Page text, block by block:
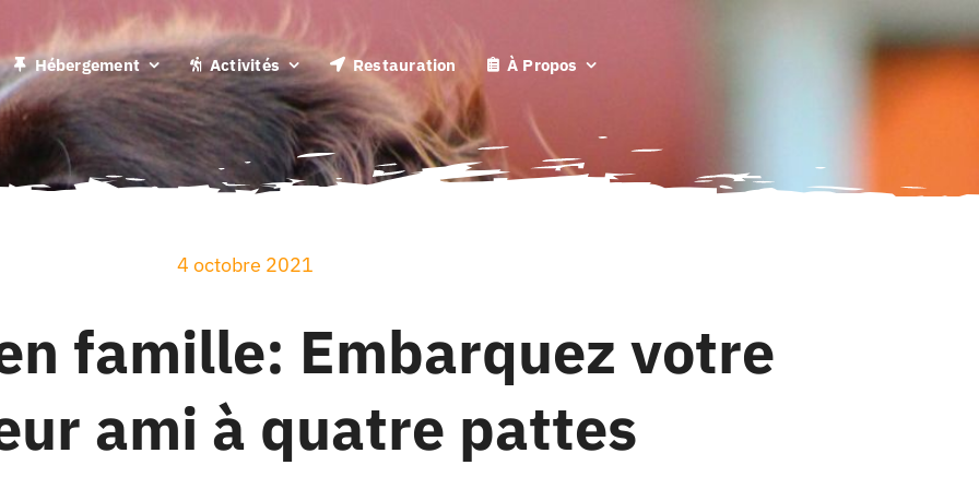
Hébergement Activités Restauration À Propos
4 octobre 2021
famille: Embarquez votre
ami à quatre pattes